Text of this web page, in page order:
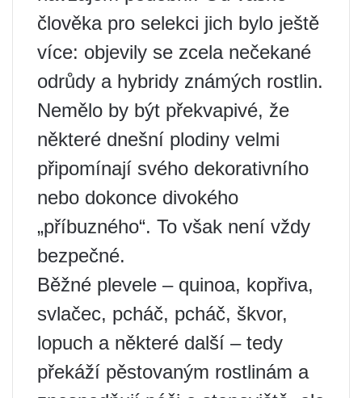
člověka pro selekci jich bylo ještě
více: objevily se zcela nečekané
odrůdy a hybridy známých rostlin.
Nemělo by být překvapivé, že
některé dnešní plodiny velmi
připomínají svého dekorativního
nebo dokonce divokého
„příbuzného“. To však není vždy
bezpečné.
Běžné plevele – quinoa, kopřiva,
svlačec, pcháč, pcháč, škvor,
lopuch a některé další – tedy
překáží pěstovaným rostlinám a